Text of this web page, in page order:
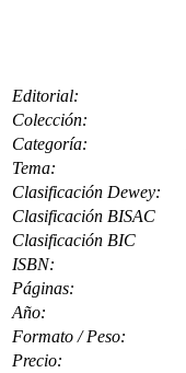
Editorial:
Colección:
Categoría:
Tema:
Clasificación Dewey:
Clasificación BISAC
Clasificación BIC
ISBN:
Páginas:
Año:
Formato / Peso:
Precio: